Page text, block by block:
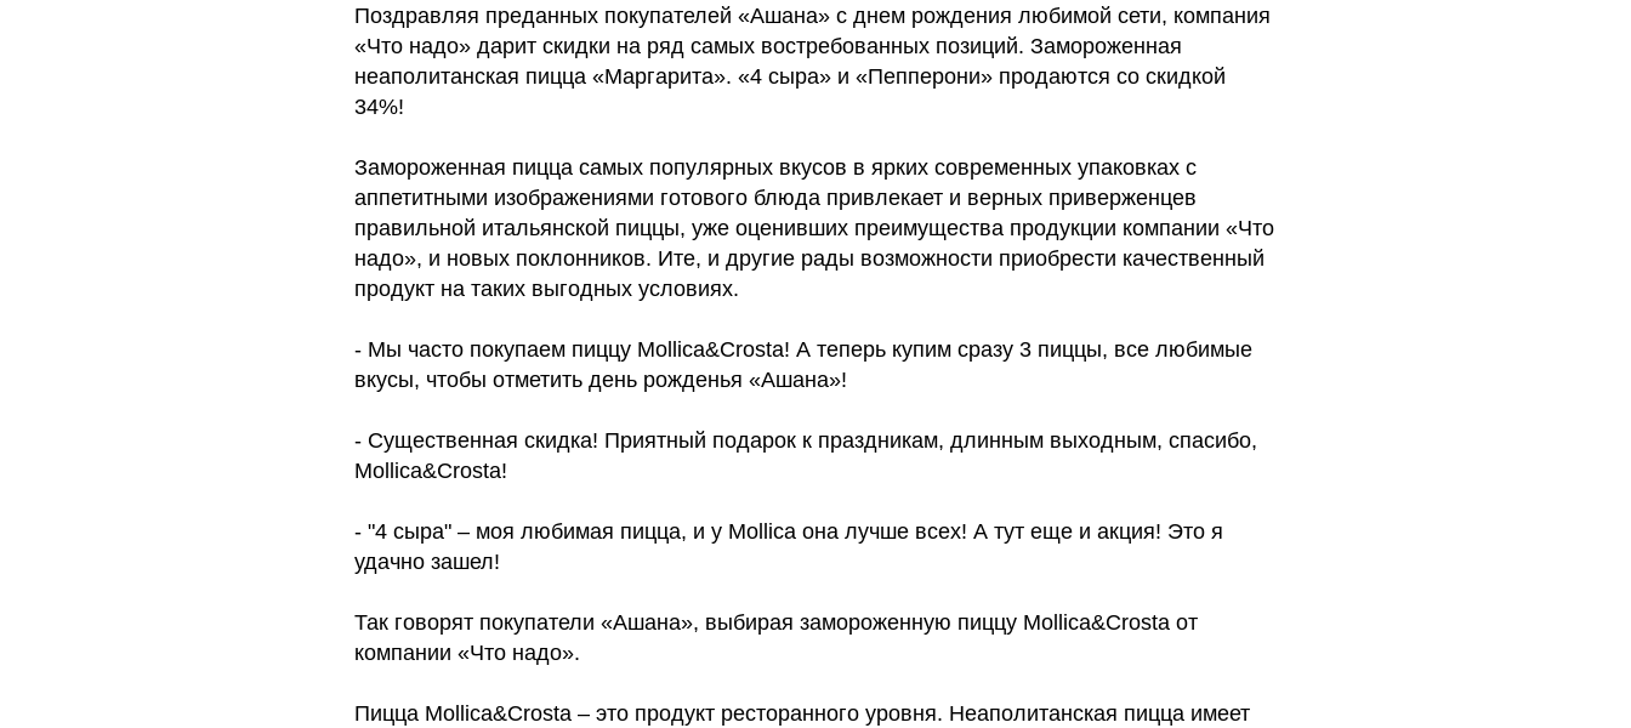
Поздравляя преданных покупателей «Ашана» с днем рождения любимой сети, компания
«Что надо» дарит скидки на ряд самых востребованных позиций. Замороженная
неаполитанская пицца «Маргарита». «4 сыра» и «Пепперони» продаются со скидкой
34%!
Замороженная пицца самых популярных вкусов в ярких современных упаковках с
аппетитными изображениями готового блюда привлекает и верных приверженцев
правильной итальянской пиццы, уже оценивших преимущества продукции компании «Что
надо», и новых поклонников. Ите, и другие рады возможности приобрести качественный
продукт на таких выгодных условиях.
- Мы часто покупаем пиццу Mollica&Crosta! А теперь купим сразу 3 пиццы, все любимые
вкусы, чтобы отметить день рожденья «Ашана»!
- Существенная скидка! Приятный подарок к праздникам, длинным выходным, спасибо,
Mollica&Crosta!
- "4 сыра" – моя любимая пицца, и у Mollica она лучше всех! А тут еще и акция! Это я
удачно зашел!
Так говорят покупатели «Ашана», выбирая замороженную пиццу Mollica&Crosta от
компании «Что надо».
Пицца Mollica&Crosta – это продукт ресторанного уровня. Неаполитанская пицца имеет